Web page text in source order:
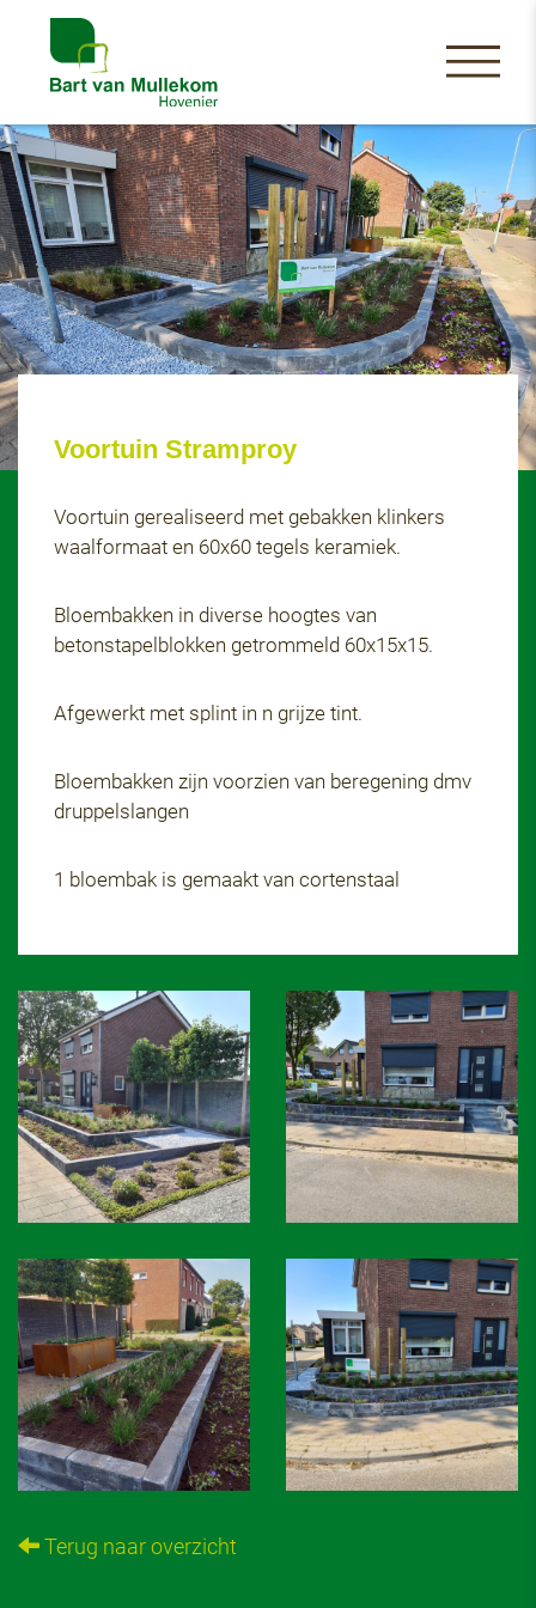
Voortuin Stramproy
Voortuin gerealiseerd met gebakken klinkers
waalformaat en 60x60 tegels keramiek.
Bloembakken in diverse hoogtes van
betonstapelblokken getrommeld 60x15x15.
Afgewerkt met splint in n grijze tint.
Bloembakken zijn voorzien van beregening dmv
druppelslangen
1 bloembak is gemaakt van cortenstaal
Terug naar overzicht